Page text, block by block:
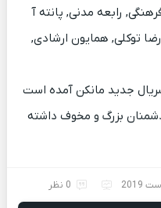
رابعه مدنی, پانته آ
توکلی, همایون ارشادی,
جدید مانکن آمده است
بزرگ و مخوف داشته‌
0 نظر